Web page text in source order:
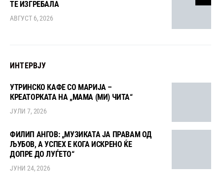
ТЕ ИЗГРЕБАЛА
АВГУСТ 6, 2026
ИНТЕРВЈУ
УТРИНСКО КАФЕ СО МАРИЈА –
КРЕАТОРКАТА НА „МАМА (МИ) ЧИТА“
ЈУЛИ 7, 2026
ФИЛИП АНГОВ: „МУЗИКАТА ЈА ПРАВАМ ОД
ЉУБОВ, А УСПЕХ Е КОГА ИСКРЕНО ЌЕ
ДОПРЕ ДО ЛУЃЕТО“
ЈУНИ 24, 2026